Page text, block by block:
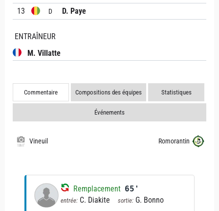
13 D D. Paye
ENTRAÎNEUR
M. Villatte
Commentaire Compositions des équipes Statistiques
Événements
Vineuil Romorantin
Remplacement 65'
entrée: C. Diakite sortie: G. Bonno